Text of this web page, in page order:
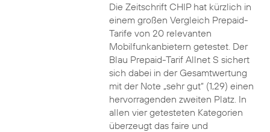
Die Zeitschrift CHIP hat kürzlich in
einem großen Vergleich Prepaid-
Tarife von 20 relevanten
Mobilfunkanbietern getestet. Der
Blau Prepaid-Tarif Allnet S sichert
sich dabei in der Gesamtwertung
mit der Note „sehr gut“ (1,29) einen
hervorragenden zweiten Platz. In
allen vier getesteten Kategorien
überzeugt das faire und